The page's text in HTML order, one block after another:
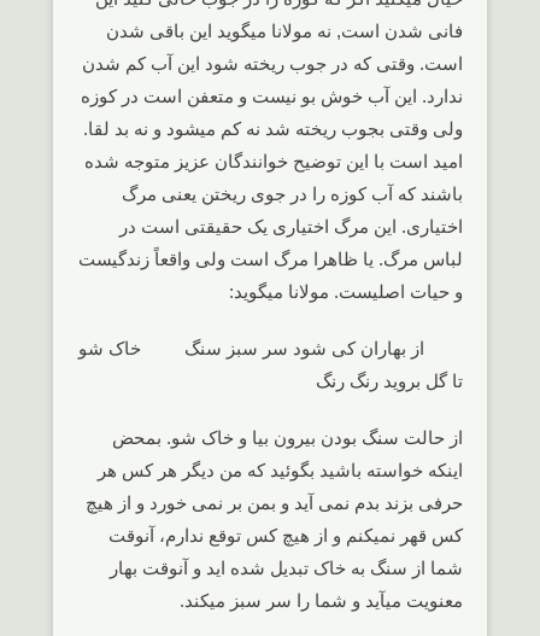
فانی شدن است, نه مولانا میگوید این باقی شدن
است. وقتی که در جوب ریخته شود این آب کم شدن
ندارد. این آب خوش بو نیست و متعفن است در کوزه
ولی وقتی بجوب ریخته شد نه کم میشود و نه بد لقا.
امید است با این توضیح خوانندگان عزیز متوجه شده
باشند که آب کوزه را در جوی ریختن یعنی مرگ
اختیاری. این مرگ اختیاری یک حقیقتی است در
لباس مرگ. یا ظاهرا مرگ است ولی واقعاً زندگیست
و حیات اصلیست. مولانا میگوید:
از بهاران کی شود سر سبز سنگ خاک شو
تا گل بروید رنگ رنگ
از حالت سنگ بودن بیرون بیا و خاک شو. بمحض
اینکه خواسته باشید بگوئید که من دیگر هر کس هر
حرفی بزند بدم نمی آید و بمن بر نمی خورد و از هیچ
کس قهر نمیکنم و از هیچ کس توقع ندارم، آنوقت
شما از سنگ به خاک تبدیل شده اید و آنوقت بهار
معنویت میآید و شما را سر سبز میکند.